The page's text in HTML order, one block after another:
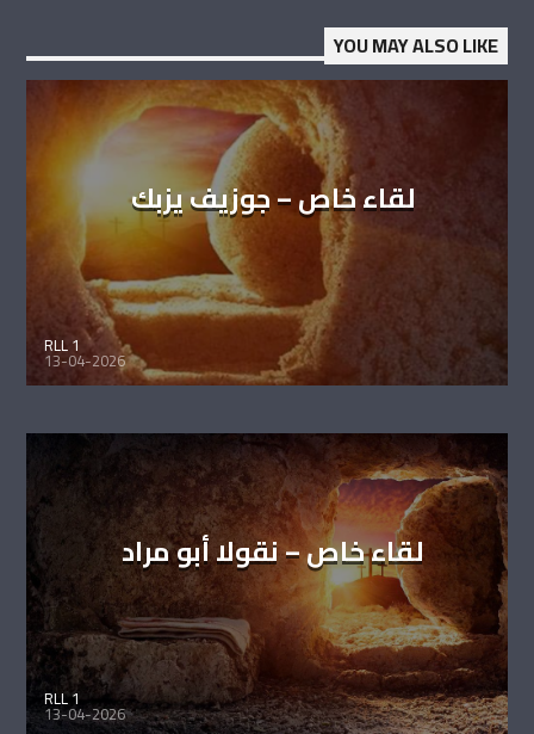
YOU MAY ALSO LIKE
لقاء خاص – جوزيف يزبك
RLL 1
13-04-2026
لقاء خاص – نقولا أبو مراد
RLL 1
13-04-2026